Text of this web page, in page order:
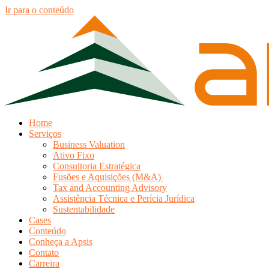
Ir para o conteúdo
Home
Serviços
Business Valuation
Ativo Fixo
Consultoria Estratégica
Fusões e Aquisições (M&A)
Tax and Accounting Advisory
Assistência Técnica e Perícia Jurídica
Sustentabilidade
Cases
Conteúdo
Conheça a Apsis
Contato
Carreira